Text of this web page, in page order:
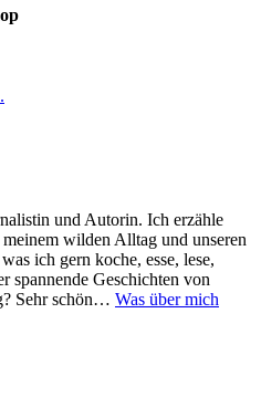
und Autorin. Ich erzähle
wilden Alltag und unseren
ich gern koche, esse, lese,
spannende Geschichten von
Sehr schön… Was über mich